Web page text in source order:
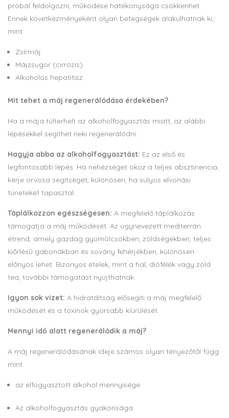
próbál feldolgozni, működése hatékonysága csökkenhet.
Ennek következményeként olyan betegségek alakulhatnak ki,
mint:
Zsírmáj
Májzsugor (cirrózis).
Alkoholos hepatitisz.
Mit tehet a máj regenerálódása érdekében?
Ha a mája túlterhelt az alkoholfogyasztás miatt, az alábbi
lépésekkel segíthet neki regenerálódni:
Hagyja abba az alkoholfogyasztást: Ez az első és
legfontosabb lépés. Ha nehézséget okoz a teljes absztinencia,
kérje orvosa segítségét, különösen, ha súlyos elvonási
tüneteket tapasztal.
Táplálkozzon egészségesen: A megfelelő táplálkozás
támogatja a máj működését. Az úgynevezett mediterrán
étrend, amely gazdag gyümölcsökben, zöldségekben, teljes
kiőrlésű gabonákban és sovány fehérjékben, különösen
előnyös lehet. Bizonyos ételek, mint a hal, diófélék vagy zöld
tea, további támogatást nyújthatnak.
Igyon sok vizet: A hidratáltság elősegíti a máj megfelelő
működését és a toxinok gyorsabb kiürülését.
Mennyi idő alatt regenerálódik a máj?
A máj regenerálódásának ideje számos olyan tényezőtől függ
mint
az elfogyasztott alkohol mennyisége
Az alkoholfogyasztás gyakorisága